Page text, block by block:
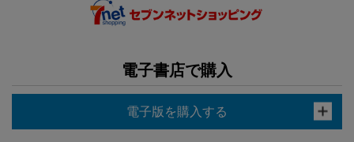
電子書店で購入
電子版を購入する